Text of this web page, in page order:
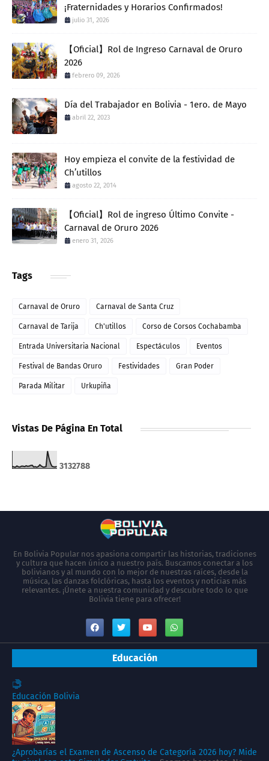
¡Fraternidades y Horarios Confirmados!
julio 31, 2026
【Oficial】Rol de Ingreso Carnaval de Oruro
2026
febrero 09, 2026
Día del Trabajador en Bolivia - 1ero. de Mayo
abril 22, 2023
Hoy empieza el convite de la festividad de
Ch’utillos
agosto 22, 2014
【Oficial】Rol de ingreso Último Convite -
Carnaval de Oruro 2026
enero 31, 2026
Tags
Carnaval de Oruro Carnaval de Santa Cruz
Carnaval de Tarija Ch'utillos Corso de Corsos Cochabamba
Entrada Universitaria Nacional Espectáculos Eventos
Festival de Bandas Oruro Festividades Gran Poder
Parada Militar Urkupiña
Vistas De Página En Total
3132788
En Bolivia Popular nos apasiona compartir las historias, tradiciones
y cultura que hacen único a nuestro país. Buscamos conectar a los
bolivianos y al mundo con lo mejor de nuestras raíces, desde la
música, las danzas folclóricas, hasta los eventos y noticias más
relevantes. ¡Únete a nuestra comunidad y descubre todo lo que
Bolivia tiene para ofrecer!
Educación
Educación Bolivia
¿Aprobarías el Examen de Ascenso de Categoría 2026 hoy? Mide